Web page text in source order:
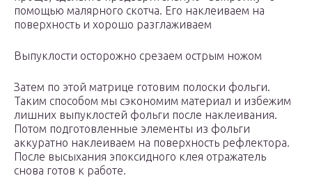
помощью малярного скотча. Его наклеиваем на
поверхность и хорошо разглаживаем
Выпуклости осторожно срезаем острым ножом
Затем по этой матрице готовим полоски фольги.
Таким способом мы сэкономим материал и избежим
лишних выпуклостей фольги после наклеивания.
Потом подготовленные элементы из фольги
аккуратно наклеиваем на поверхность рефлектора.
После высыхания эпоксидного клея отражатель
снова готов к работе.